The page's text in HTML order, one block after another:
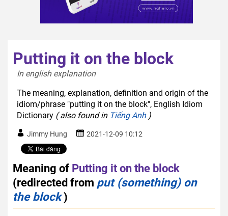
Putting it on the block
In english explanation
The meaning, explanation, definition and origin of the
idiom/phrase "putting it on the block", English Idiom
Dictionary ( also found in Tiếng Anh)
Jimmy Hung 2021-12-09 10:12
Meaning of Putting it on the block
(redirected from put (something) on
the block)